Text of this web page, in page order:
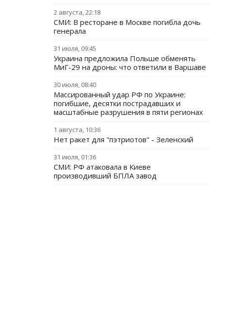
2 августа, 22:18
СМИ: В ресторане в Москве погибла дочь
генерала
31 июля, 09:45
Украина предложила Польше обменять
МиГ-29 на дроны: что ответили в Варшаве
30 июля, 08:40
Массированный удар РФ по Украине:
погибшие, десятки пострадавших и
масштабные разрушения в пяти регионах
1 августа, 10:36
Нет ракет для "пэтриотов" - Зеленский
31 июля, 01:36
СМИ: РФ атаковала в Киеве
производивший БПЛА завод